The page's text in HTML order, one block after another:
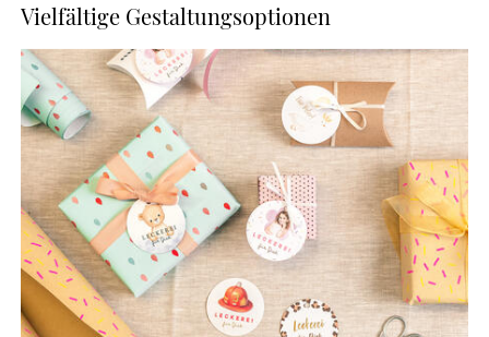
Vielfältige Gestaltungsoptionen